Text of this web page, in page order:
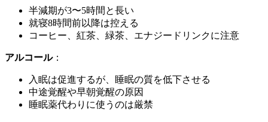
半減期が3〜5時間と長い
就寝8時間前以降は控える
コーヒー、紅茶、緑茶、エナジードリンクに注意
アルコール：
入眠は促進するが、睡眠の質を低下させる
中途覚醒や早朝覚醒の原因
睡眠薬代わりに使うのは厳禁